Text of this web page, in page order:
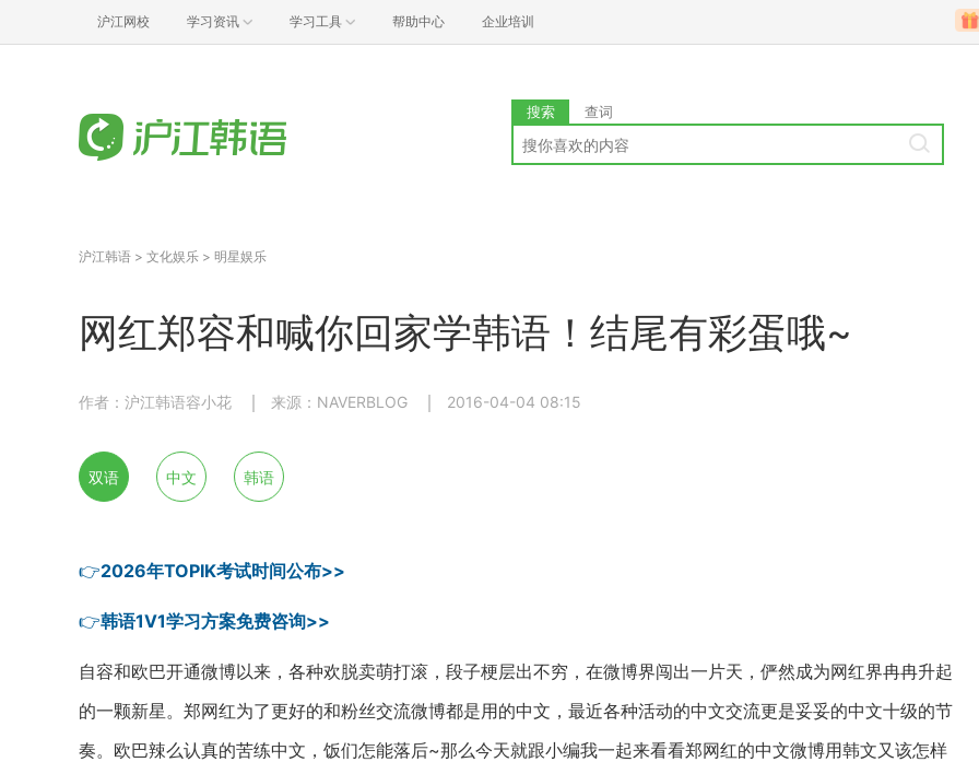
沪江网校 学习资讯 学习工具 帮助中心 企业培训
搜索 查词
沪江韩语 > 文化娱乐 > 明星娱乐
网红郑容和喊你回家学韩语！结尾有彩蛋哦~
作者：沪江韩语容小花 来源：NAVERBLOG 2016-04-04 08:15
双语 中文 韩语
👉2026年TOPIK考试时间公布>>
👉韩语1V1学习方案免费咨询>>
自容和欧巴开通微博以来，各种欢脱卖萌打滚，段子梗层出不穷，在微博界闯出一片天，俨然成为网红界冉冉升起
的一颗新星。郑网红为了更好的和粉丝交流微博都是用的中文，最近各种活动的中文交流更是妥妥的中文十级的节
奏。欧巴辣么认真的苦练中文，饭们怎能落后~那么今天就跟小编我一起来看看郑网红的中文微博用韩文又该怎样